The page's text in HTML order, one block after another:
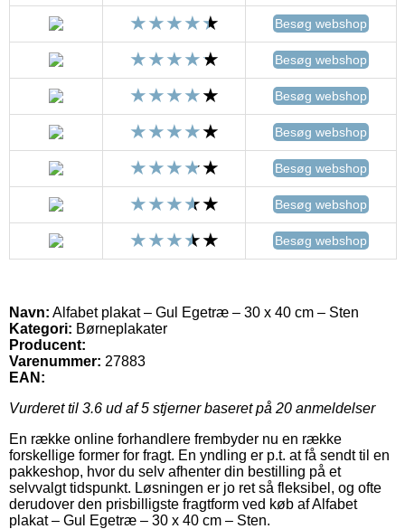
Besøg webshop
Besøg webshop
Besøg webshop
Besøg webshop
Besøg webshop
Besøg webshop
Besøg webshop
Navn: Alfabet plakat – Gul Egetræ – 30 x 40 cm – Sten
Kategori: Børneplakater
Producent:
Varenummer: 27883
EAN:
Vurderet til 3.6 ud af 5 stjerner baseret på 20 anmeldelser
En række online forhandlere frembyder nu en række
forskellige former for fragt. En yndling er p.t. at få sendt til en
pakkeshop, hvor du selv afhenter din bestilling på et
selvvalgt tidspunkt. Løsningen er jo ret så fleksibel, og ofte
derudover den prisbilligste fragtform ved køb af Alfabet
plakat – Gul Egetræ – 30 x 40 cm – Sten.